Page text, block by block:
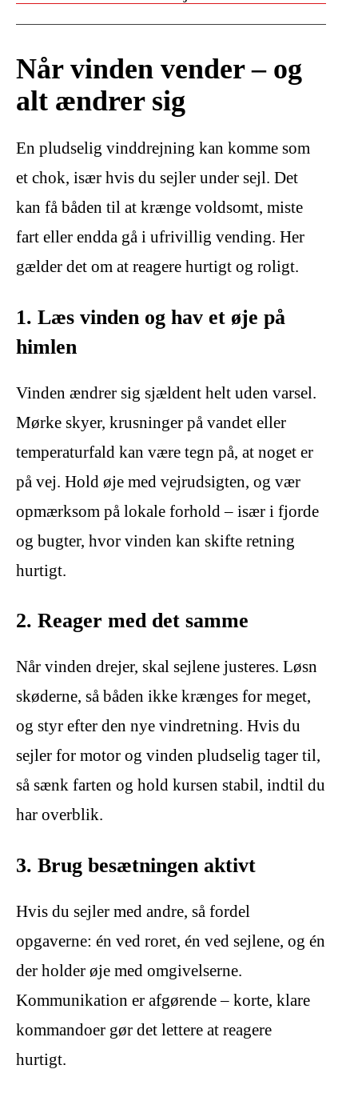
Når vinden vender – og
alt ændrer sig
En pludselig vinddrejning kan komme som
et chok, især hvis du sejler under sejl. Det
kan få båden til at krænge voldsomt, miste
fart eller endda gå i ufrivillig vending. Her
gælder det om at reagere hurtigt og roligt.
1. Læs vinden og hav et øje på
himlen
Vinden ændrer sig sjældent helt uden varsel.
Mørke skyer, krusninger på vandet eller
temperaturfald kan være tegn på, at noget er
på vej. Hold øje med vejrudsigten, og vær
opmærksom på lokale forhold – især i fjorde
og bugter, hvor vinden kan skifte retning
hurtigt.
2. Reager med det samme
Når vinden drejer, skal sejlene justeres. Løsn
skøderne, så båden ikke krænges for meget,
og styr efter den nye vindretning. Hvis du
sejler for motor og vinden pludselig tager til,
så sænk farten og hold kursen stabil, indtil du
har overblik.
3. Brug besætningen aktivt
Hvis du sejler med andre, så fordel
opgaverne: én ved roret, én ved sejlene, og én
der holder øje med omgivelserne.
Kommunikation er afgørende – korte, klare
kommandoer gør det lettere at reagere
hurtigt.